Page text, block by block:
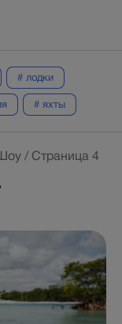
# лодки
# яхты
/ Страница 4